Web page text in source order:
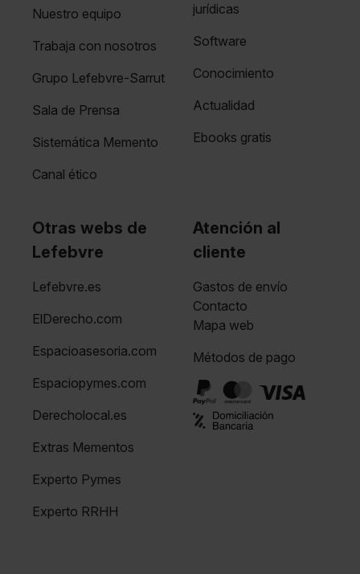
Nuestro equipo
Trabaja con nosotros
Grupo Lefebvre-Sarrut
Sala de Prensa
Sistemática Memento
Canal ético
jurídicas
Software
Conocimiento
Actualidad
Ebooks gratis
Otras webs de
Lefebvre
Lefebvre.es
ElDerecho.com
Espacioasesoria.com
Espaciopymes.com
Derecholocal.es
Extras Mementos
Experto Pymes
Experto RRHH
Atención al
cliente
Gastos de envío
Contacto
Mapa web
Métodos de pago